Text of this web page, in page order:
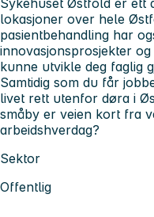
lokasjoner over hele
pasientbehandling har
innovasjonsprosjekter
kunne utvikle deg faglig
Samtidig som du får
livet rett utenfor døra i
småby er veien kort fra
arbeidshverdag?
Sektor
Offentlig